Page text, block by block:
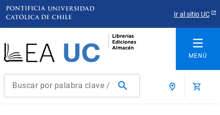
Ir al sitio UC
Buscar por palabra clave / título / autor / producto / ISBN